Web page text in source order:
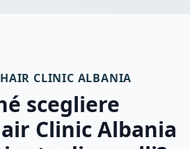
CLINIC ALBANIA
scegliere
Clinic Albania